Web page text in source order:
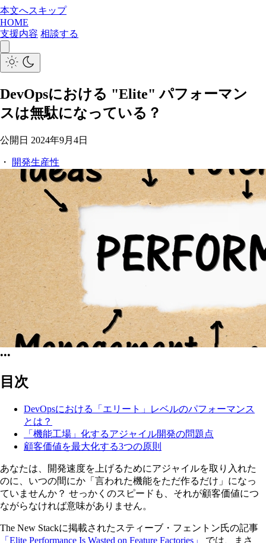
本文へスキップ
HOME
支援内容 相談する
DevOpsにおける "Elite" パフォーマン
スは無駄になっている？
公開日 2024年9月4日
・ 開発生産性
•••
目次
DevOpsにおける「エリート」レベルのパフォーマンス
とは？
「機能工場」化するアジャイル開発の問題点
顧客価値を最大化する3つの原則
あなたは、開発速度を上げるためにアジャイルを取り入れた
のに、いつの間にか「言われた機能をただ作るだけ」になっ
ていませんか？ せっかくのスピードも、それが顧客価値につ
ながらなければ意味がありません。
The New Stackに掲載されたスティーブ・フェントン氏の記事
「Elite Performance Is Wasted on Feature Factories」 では、まさ